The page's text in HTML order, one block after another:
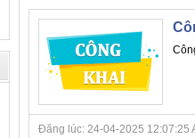
Đăng lúc: 24-04-2025 12:07:25